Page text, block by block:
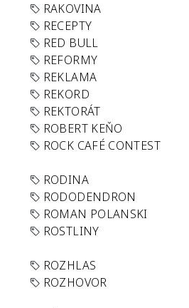
RAKOVINA
RECEPTY
RED BULL
REFORMY
REKLAMA
REKORD
REKTORÁT
ROBERT KEŇO
ROCK CAFÉ CONTEST
RODINA
RODODENDRON
ROMAN POLANSKI
ROSTLINY
ROZHLAS
ROZHOVOR